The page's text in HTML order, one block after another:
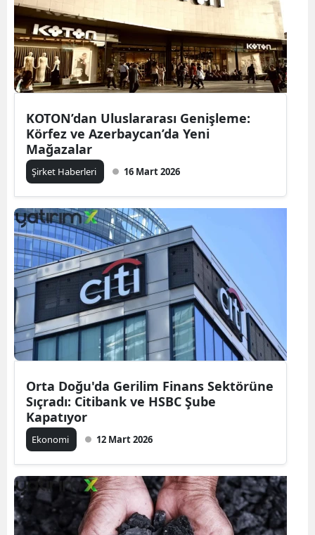
KOTON’dan Uluslararası Genişleme:
Körfez ve Azerbaycan’da Yeni
Mağazalar
Şirket Haberleri 16 Mart 2026
Orta Doğu'da Gerilim Finans Sektörüne
Sıçradı: Citibank ve HSBC Şube
Kapatıyor
Ekonomi 12 Mart 2026